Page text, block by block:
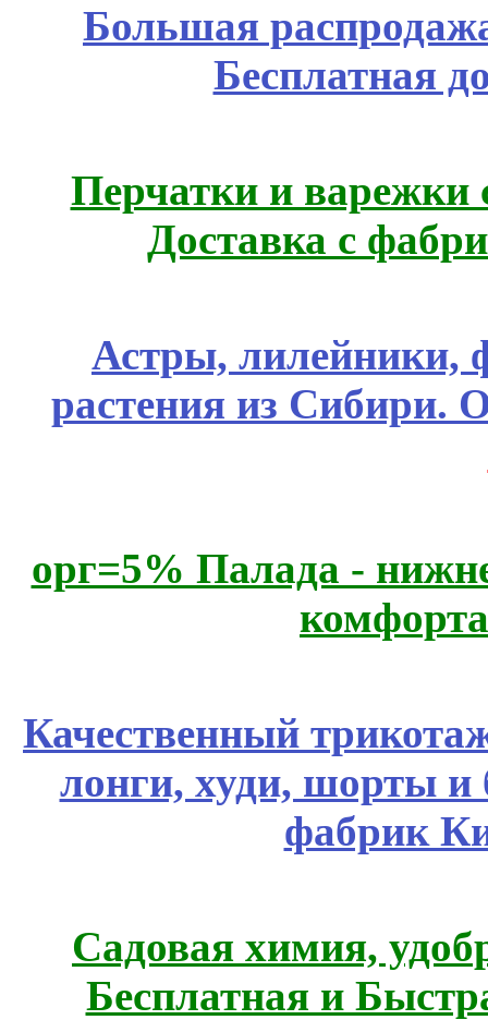
Большая
Бесплатная
Перчатки и варежки
Доставка с
Астры, лилейники,
растения из Сибири.
орг=5% Палада -
Качественный
лонги, худи, шорты
фабрик
Садовая химия,
Бесплатная и